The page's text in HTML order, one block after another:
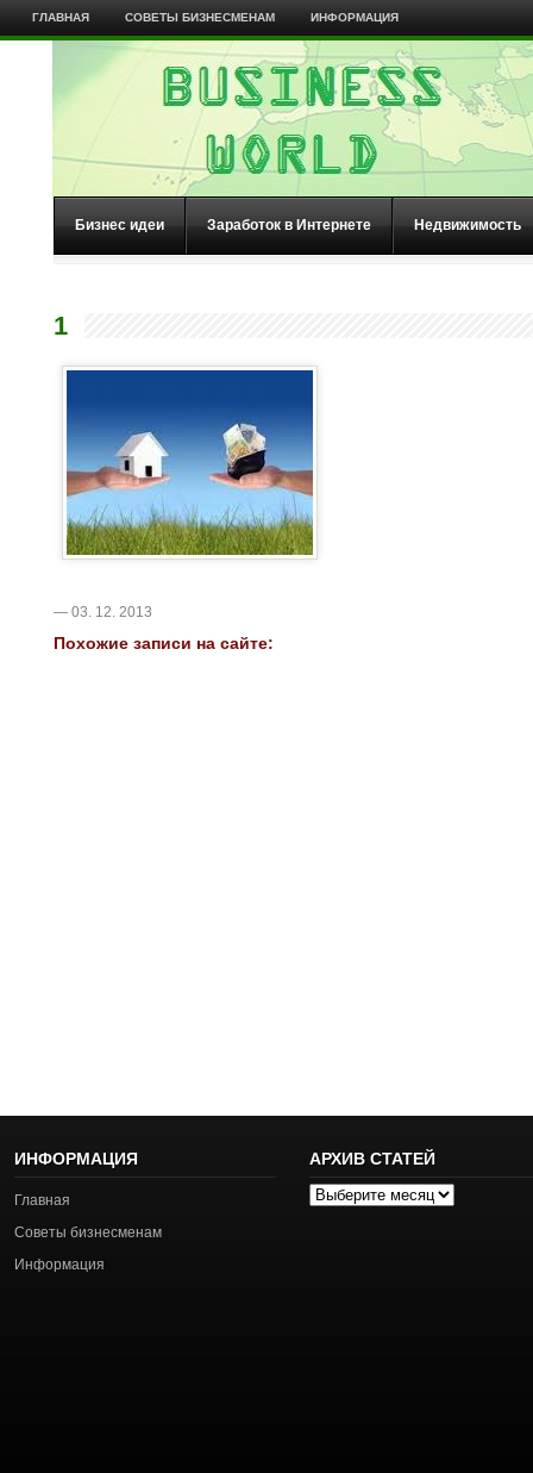
ГЛАВНАЯ СОВЕТЫ БИЗНЕСМЕНАМ ИНФОРМАЦИЯ
Бизнес идеи Заработок в Интернете Недвижимость
1
— 03. 12. 2013
Похожие записи на сайте:
ИНФОРМАЦИЯ
Главная
Советы бизнесменам
Информация
АРХИВ СТАТЕЙ
Архив